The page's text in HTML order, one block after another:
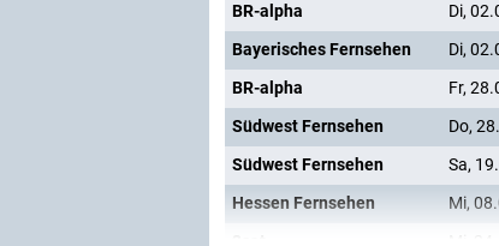
BR-alpha
Di,
Bayerisches Fernsehen
Di,
BR-alpha
Fr,
Südwest Fernsehen
Do,
Südwest Fernsehen
Sa,
Hessen Fernsehen
Mi,